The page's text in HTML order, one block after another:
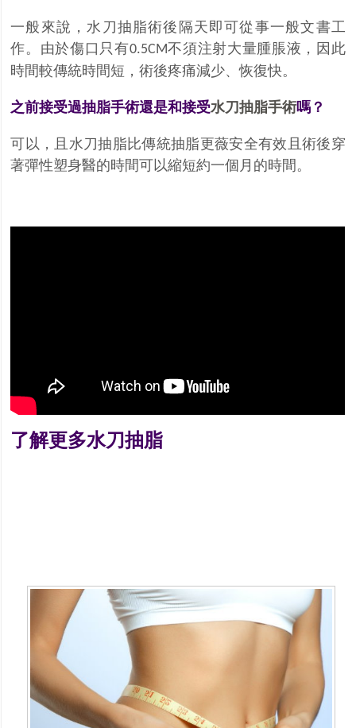
一般來說，水刀抽脂術後隔天即可從事一般文書工
作。由於傷口只有0.5CM不須注射大量腫脹液，因此
時間較傳統時間短，術後疼痛減少、恢復快。
之前接受過抽脂手術還是和接受水刀抽脂手術嗎？
可以，且水刀抽脂比傳統抽脂更薇安全有效且術後穿
著彈性塑身醫的時間可以縮短約一個月的時間。
了解更多水刀抽脂